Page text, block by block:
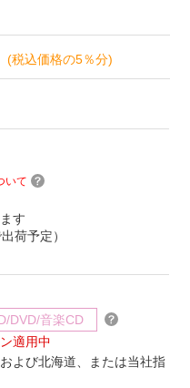
(税込価格の5％分)
いて
す
荷予定）
DVD/音楽CD
適用中
よび北海道、または当社指